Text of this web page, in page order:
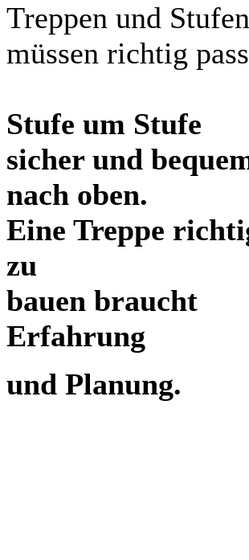
Treppen und Stufen
müssen richtig
Stufe um Stufe
sicher und
nach oben.
Eine Treppe
zu
bauen braucht
Erfahrung
und Planung.